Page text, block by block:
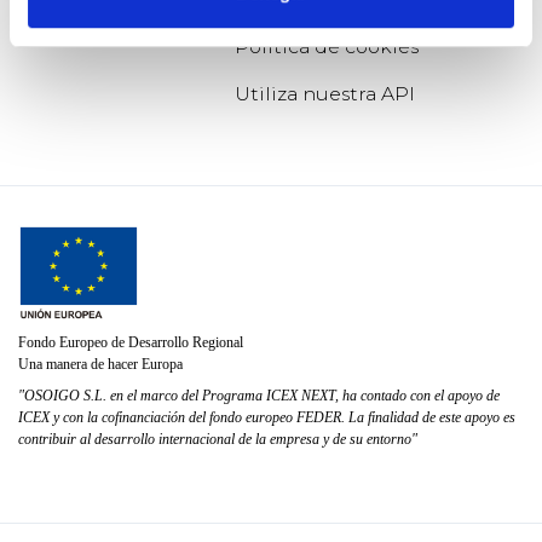
Política de cookies
Utiliza nuestra API
Fondo Europeo de Desarrollo Regional
Una manera de hacer Europa
"OSOIGO S.L. en el marco del Programa ICEX NEXT, ha contado con el apoyo de
ICEX y con la cofinanciación del fondo europeo FEDER. La finalidad de este apoyo es
contribuir al desarrollo internacional de la empresa y de su entorno"